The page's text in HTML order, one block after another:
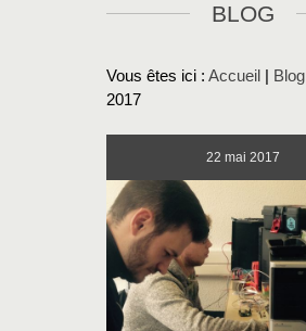
BLOG
Vous êtes ici : Accueil Blog
2017
22 mai 2017